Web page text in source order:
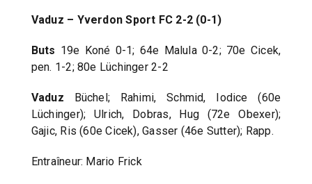
Vaduz – Yverdon Sport FC 2-2 (0-1)
Buts 19e Koné 0-1; 64e Malula 0-2; 70e Cicek,
pen. 1-2; 80e Lüchinger 2-2
Vaduz Büchel; Rahimi, Schmid, Iodice (60e
Lüchinger); Ulrich, Dobras, Hug (72e Obexer);
Gajic, Ris (60e Cicek), Gasser (46e Sutter); Rapp.
Entraîneur: Mario Frick